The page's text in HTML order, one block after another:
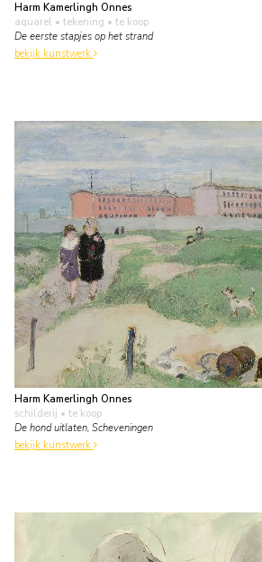
Harm Kamerlingh Onnes
aquarel • tekening • te koop
De eerste stapjes op het strand
bekijk kunstwerk
Harm Kamerlingh Onnes
schilderij • te koop
De hond uitlaten, Scheveningen
bekijk kunstwerk